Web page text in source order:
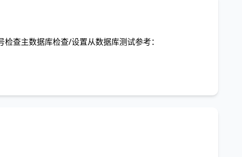
查主数据库检查/设置从数据库测试参考：